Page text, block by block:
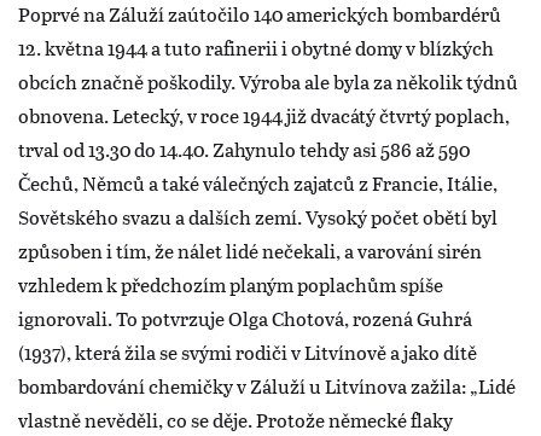
Poprvé na Záluží zaútočilo 140 amerických bombardérů
12. května 1944 a tuto rafinerii i obytné domy v blízkých
obcích značně poškodily. Výroba ale byla za několik týdnů
obnovena. Letecký, v roce 1944 již dvacátý čtvrtý poplach,
trval od 13.30 do 14.40. Zahynulo tehdy asi 586 až 590
Čechů, Němců a také válečných zajatců z Francie, Itálie,
Sovětského svazu a dalších zemí. Vysoký počet obětí byl
způsoben i tím, že nálet lidé nečekali, a varování sirén
vzhledem k předchozím planým poplachům spíše
ignorovali. To potvrzuje Olga Chotová, rozená Guhrá
(1937), která žila se svými rodiči v Litvínově a jako dítě
bombardování chemičky v Záluží u Litvínova zažila: „Lidé
vlastně nevěděli, co se děje. Protože německé flaky